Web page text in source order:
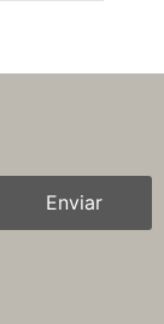
Enviar